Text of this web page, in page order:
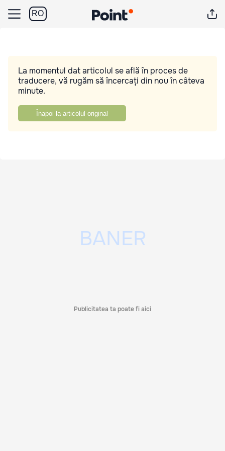
RO
La momentul dat articolul se află în proces de
traducere, vă rugăm să încercați din nou în câteva
minute.
Înapoi la articolul original
Publicitatea ta poate fi aici